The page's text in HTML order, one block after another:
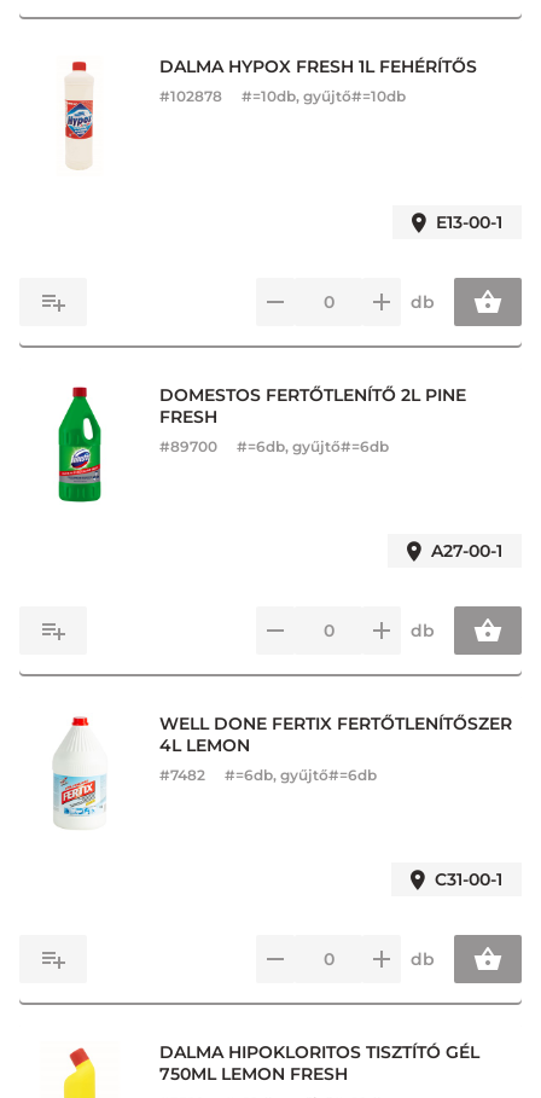
DALMA HYPOX FRESH 1L FEHÉRÍTŐS
#102878 #=10db, gyűjtő#=10db
E13-00-1
db
DOMESTOS FERTŐTLENÍTŐ 2L PINE
FRESH
#89700 #=6db, gyűjtő#=6db
A27-00-1
db
WELL DONE FERTIX FERTŐTLENÍTŐSZER
4L LEMON
#7482 #=6db, gyűjtő#=6db
C31-00-1
db
DALMA HIPOKLORITOS TISZTÍTÓ GÉL
750ML LEMON FRESH